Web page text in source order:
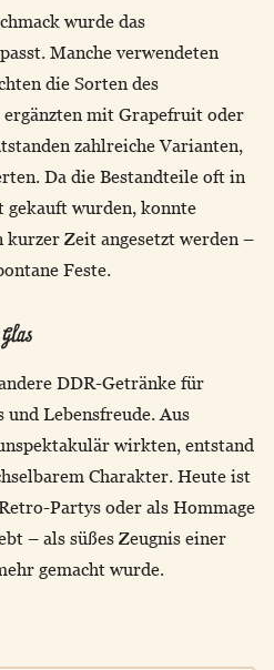
wurde das
Manche verwendeten
die Sorten des
mit Grapefruit oder
zahlreiche Varianten,
Da die Bestandteile oft in
gekauft wurden, konnte
Zeit angesetzt werden –
Feste.
DDR-Getränke für
Lebensfreude. Aus
wirkten, entstand
Charakter. Heute ist
Partys oder als Hommage
– als süßes Zeugnis einer
gemacht wurde.